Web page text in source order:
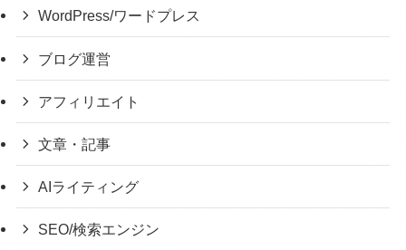
WordPress/ワードプレス
ブログ運営
アフィリエイト
文章・記事
AIライティング
SEO/検索エンジン